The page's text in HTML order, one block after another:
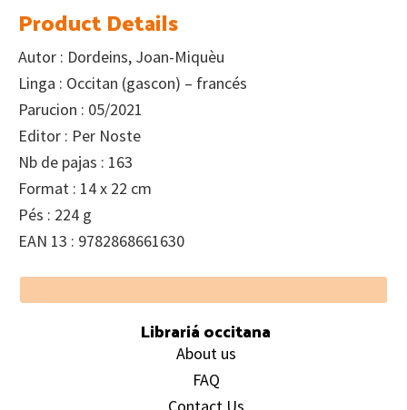
Product Details
Autor : Dordeins, Joan-Miquèu
Linga : Occitan (gascon) – francés
Parucion : 05/2021
Editor : Per Noste
Nb de pajas : 163
Format : 14 x 22 cm
Pés : 224 g
EAN 13 : 9782868661630
Footer
Librariá occitana
About us
FAQ